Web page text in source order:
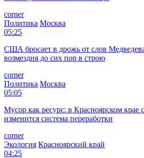
corner
Политика Москва
05:25
США бросает в дрожь от слов
возмездия до сих пор в строю
corner
Политика Москва
05:05
Мусор как ресурс: в Красноярском крае
изменится система переработки
corner
Экология Красноярский край
04:25